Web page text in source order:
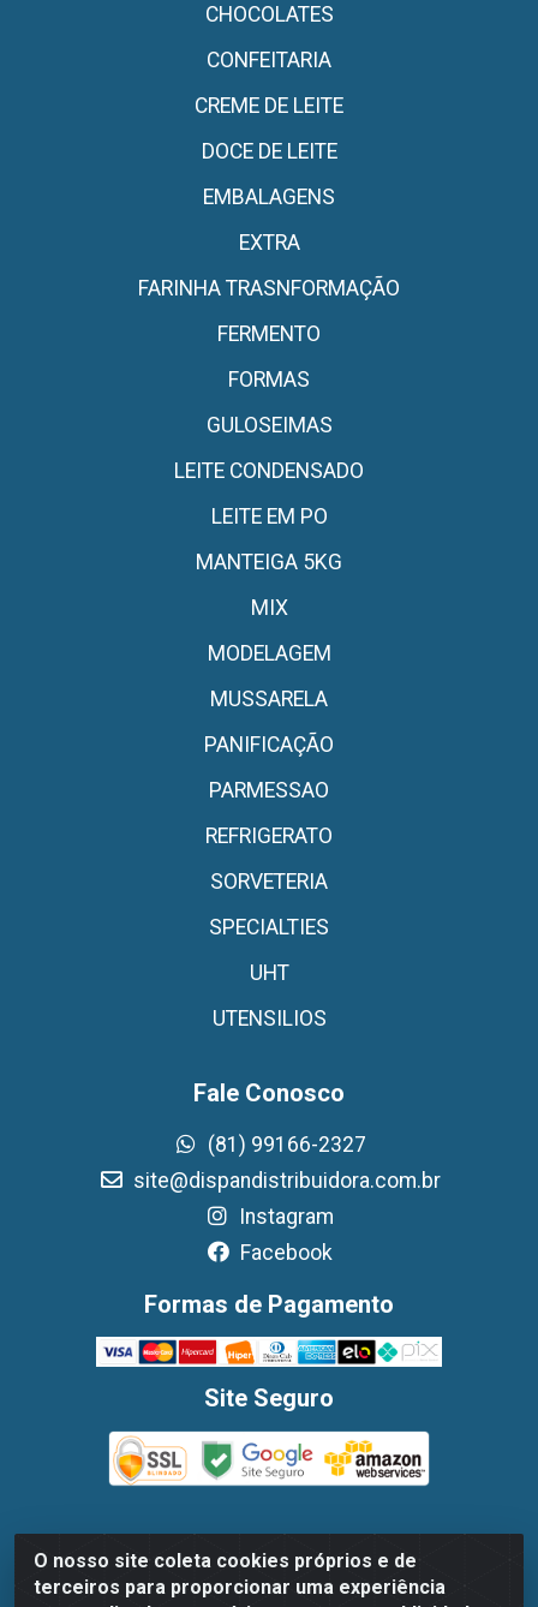
O nosso site coleta cookies próprios e de
terceiros para proporcionar uma experiência
CHOCOLATES
CONFEITARIA
CREME DE LEITE
DOCE DE LEITE
EMBALAGENS
EXTRA
FARINHA TRASNFORMAÇÃO
FERMENTO
FORMAS
GULOSEIMAS
LEITE CONDENSADO
LEITE EM PO
MANTEIGA 5KG
MIX
MODELAGEM
MUSSARELA
PANIFICAÇÃO
PARMESSAO
REFRIGERATO
SORVETERIA
SPECIALTIES
UHT
UTENSILIOS
Fale Conosco
(81) 99166-2327
site@dispandistribuidora.com.br
Instagram
Facebook
Formas de Pagamento
Site Seguro
Dispan Distribuidora de Alimentos LTDA - Avenida
Marechal Mascarenhas De Moraes, 1048- Imbiribeira,